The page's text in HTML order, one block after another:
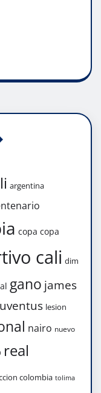
argentina
copa copa
cali dim
gano james
lesion
nairo nuevo
real
colombia tolima